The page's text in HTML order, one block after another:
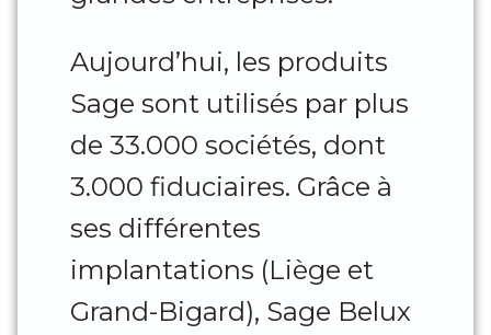
Aujourd’hui, les produits
Sage sont utilisés par plus
de 33.000 sociétés, dont
3.000 fiduciaires. Grâce à
ses différentes
implantations (Liège et
Grand-Bigard), Sage Belux